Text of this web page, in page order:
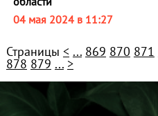
04 мая 2024 в 11:27
Страницы < ... 869 870 871
878 879 ... >